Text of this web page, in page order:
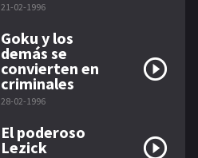
21-02-1996
Goku y los
demás se
convierten en
criminales
28-02-1996
El poderoso
Lezick